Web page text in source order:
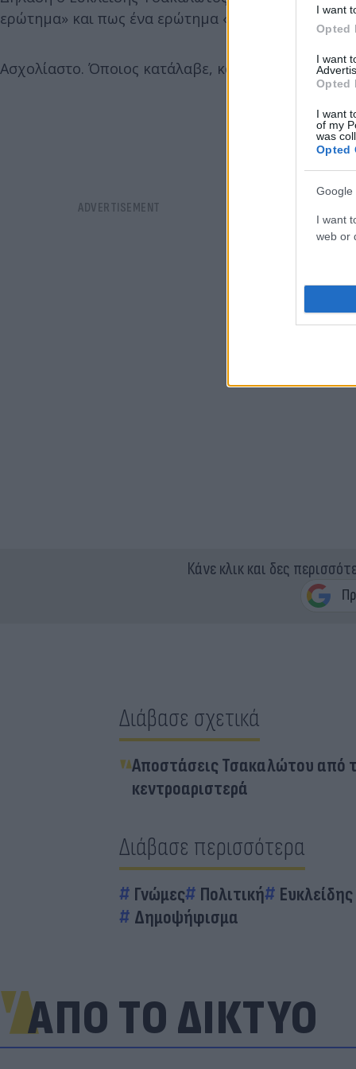
I want
Opted
I want
Opted
I want
of my
was
Opted
Google
I want
web or
ερώτημα» και πως ένα ερώτημα «συμμαχίες ή
Ασχολίαστο. Όποιος κατάλαβε, κατάλαβε.
Κάνε κλικ και δες
Διάβασε σχετικά
Αποστάσεις Τσακαλώτου από
κεντροαριστερά
Διάβασε περισσότερα
Γνώμες Πολιτική
Δημοψήφισμα
ΑΠΟ ΤΟ ΔΙΚΤΥΟ